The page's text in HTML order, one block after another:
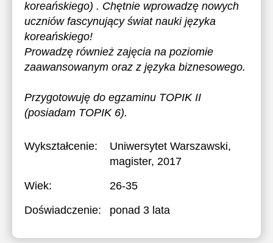
koreańskiego) . Chętnie wprowadzę nowych
uczniów fascynujący świat nauki języka
koreańskiego!
Prowadzę również zajęcia na poziomie
zaawansowanym oraz z języka biznesowego.
Przygotowuję do egzaminu TOPIK II
(posiadam TOPIK 6).
Wykształcenie: Uniwersytet Warszawski,
magister, 2017
Wiek:
26-35
Doświadczenie:
ponad 3 lata